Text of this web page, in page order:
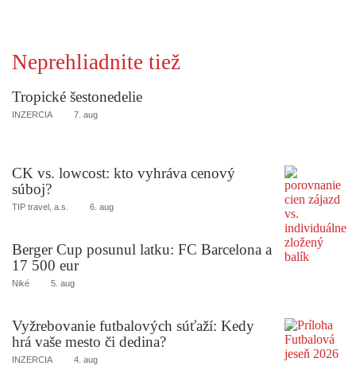
Neprehliadnite tiež
Tropické šestonedelie
INZERCIA 7. aug
CK vs. lowcost: kto vyhráva cenový
súboj?
TIP travel, a.s. 6. aug
Berger Cup posunul latku: FC Barcelona a
17 500 eur
Niké 5. aug
Vyžrebovanie futbalových súťaží: Kedy
hrá vaše mesto či dedina?
INZERCIA 4. aug